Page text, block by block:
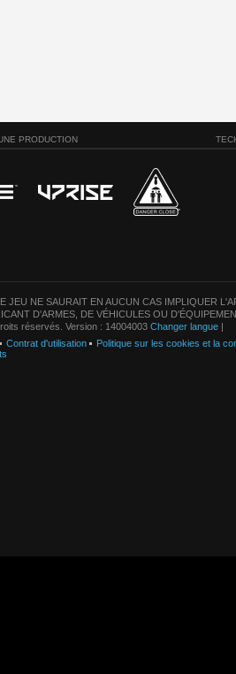
PRODUCTION
JEU NE SAURAIT EN AUCUN CAS IMPLIQUER
D'ARMES, DE VÉHICULES OU
réservés. Version : 14004003 Changer langue |
Contrat d'utilisation
Politique sur les cookies et la